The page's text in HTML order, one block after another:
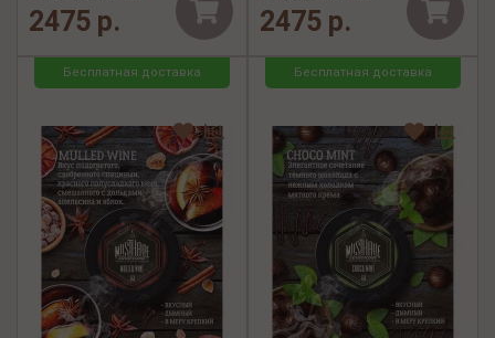
2475 р. 2475 р.
Бесплатная доставка Бесплатная доставка